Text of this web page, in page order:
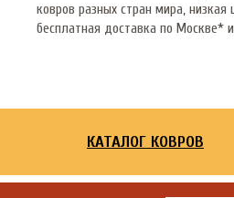
ковров разных стран мира, низкая
бесплатная доставка по Москве*
КАТАЛОГ КОВРОВ